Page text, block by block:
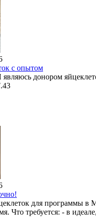
с опытом
донором
для программы в
Что требуется: - в